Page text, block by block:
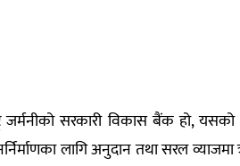
सरकारी विकास बैंक हो, यसको
लागि अनुदान तथा सरल